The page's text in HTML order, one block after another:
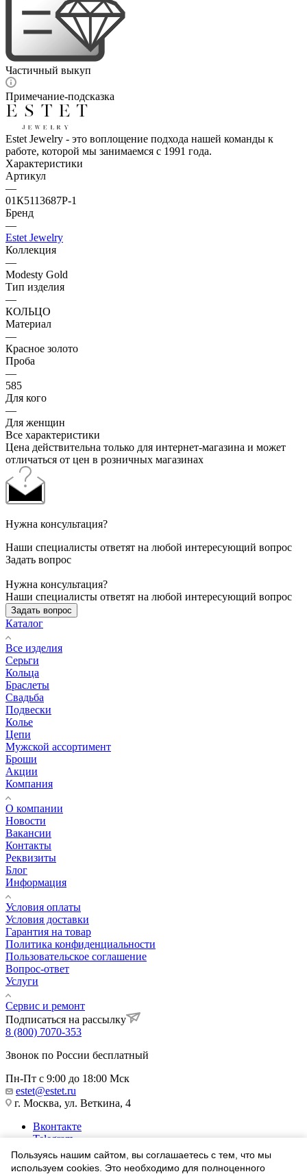
Частичный выкуп
Примечание-подсказка
Estet Jewelry - это воплощение подхода нашей команды к
работе, которой мы занимаемся с 1991 года.
Характеристики
Артикул
—
01К5113687Р-1
Бренд
—
Estet Jewelry
Коллекция
—
Modesty Gold
Тип изделия
—
КОЛЬЦО
Материал
—
Красное золото
Проба
—
585
Для кого
—
Для женщин
Все характеристики
Цена действительна только для интернет-магазина и может
отличаться от цен в розничных магазинах
Нужна консультация?
Наши специалисты ответят на любой интересующий вопрос
Задать вопрос
Нужна консультация?
Наши специалисты ответят на любой интересующий вопрос
Задать вопрос
Каталог
Все изделия
Серьги
Кольца
Браслеты
Свадьба
Подвески
Колье
Цепи
Мужской ассортимент
Броши
Акции
Компания
О компании
Новости
Вакансии
Контакты
Реквизиты
Блог
Информация
Условия оплаты
Условия доставки
Гарантия на товар
Политика конфиденциальности
Пользовательское соглашение
Вопрос-ответ
Услуги
Сервис и ремонт
Подписаться на рассылку
8 (800) 7070-353
Звонок по России бесплатный
Пн-Пт с 9:00 до 18:00 Мск
estet@estet.ru
г. Москва, ул. Веткина, 4
Вконтакте
Telegram
Одноклассники
WhatsApp
Пользуясь нашим сайтом, вы соглашаетесь с тем, что мы
используем cookies. Это необходимо для полноценного